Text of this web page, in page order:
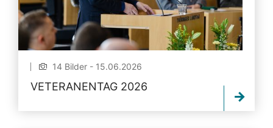
14 Bilder - 15.06.2026
VETERANENTAG 2026